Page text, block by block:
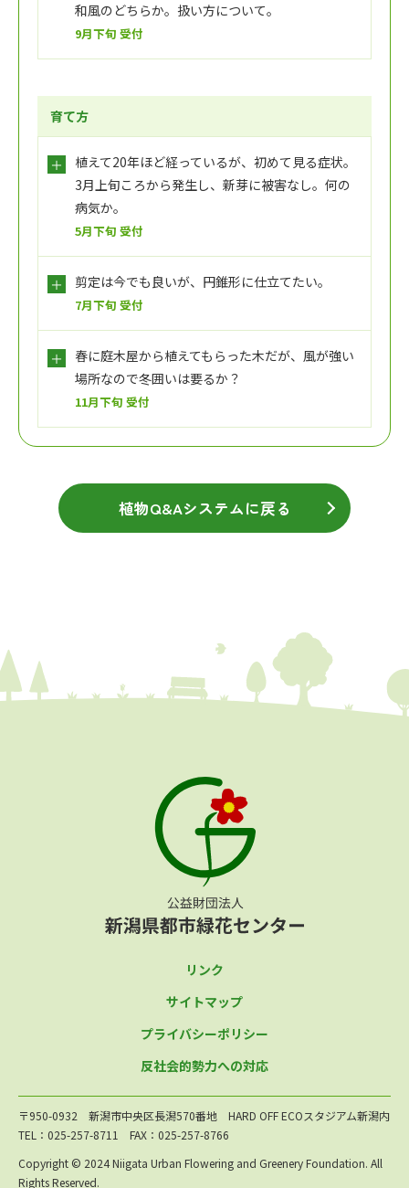
和風のどちらか。扱い方について。
9月下旬 受付
育て方
植えて20年ほど経っているが、初めて見る症状。
3月上旬ころから発生し、新芽に被害なし。何の
病気か。
5月下旬 受付
剪定は今でも良いが、円錐形に仕立てたい。
7月下旬 受付
春に庭木屋から植えてもらった木だが、風が強い
場所なので冬囲いは要るか？
11月下旬 受付
植物Q&Aシステムに戻る
リンク
サイトマップ
プライバシーポリシー
反社会的勢力への対応
〒950-0932 新潟市中央区長潟570番地 HARD OFF ECOスタジアム新潟内
TEL：025-257-8711 FAX：025-257-8766
Copyright © 2024 Niigata Urban Flowering and Greenery Foundation. All
Rights Reserved.